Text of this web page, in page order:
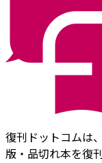
復刊ドットコムは
版・品切れ本を復